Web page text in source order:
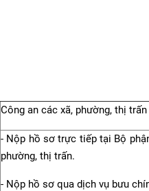
Công an các xã, phường, thị trấn
- Nộp hồ sơ trực tiếp tại Bộ
phường, thị trấn.
- Nộp hồ sơ qua dịch vụ bưu